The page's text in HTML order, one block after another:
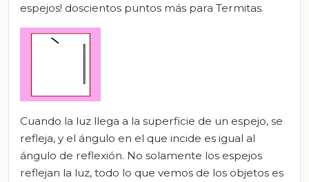
espejos! doscientos puntos más para Termitas.
Cuando la luz llega a la superficie de un espejo, se
refleja, y el ángulo en el que incide es igual al
ángulo de reflexión. No solamente los espejos
reflejan la luz, todo lo que vemos de los objetos es